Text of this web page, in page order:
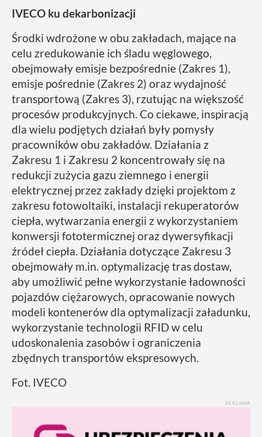
IVECO ku dekarbonizacji
Środki wdrożone w obu zakładach, mające na
celu zredukowanie ich śladu węglowego,
obejmowały emisje bezpośrednie (Zakres 1),
emisje pośrednie (Zakres 2) oraz wydajność
transportową (Zakres 3), rzutując na większość
procesów produkcyjnych. Co ciekawe, inspiracją
dla wielu podjętych działań były pomysły
pracowników obu zakładów. Działania z
Zakresu 1 i Zakresu 2 koncentrowały się na
redukcji zużycia gazu ziemnego i energii
elektrycznej przez zakłady dzięki projektom z
zakresu fotowoltaiki, instalacji rekuperatorów
ciepła, wytwarzania energii z wykorzystaniem
konwersji fototermicznej oraz dywersyfikacji
źródeł ciepła. Działania dotyczące Zakresu 3
obejmowały m.in. optymalizację tras dostaw,
aby umożliwić pełne wykorzystanie ładowności
pojazdów ciężarowych, opracowanie nowych
modeli kontenerów dla optymalizacji załadunku,
wykorzystanie technologii RFID w celu
udoskonalenia zasobów i ograniczenia
zbędnych transportów ekspresowych.
Fot. IVECO
REKLAMA